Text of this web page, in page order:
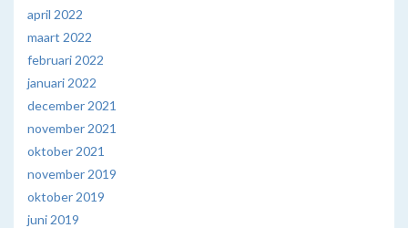
april 2022
maart 2022
februari 2022
januari 2022
december 2021
november 2021
oktober 2021
november 2019
oktober 2019
juni 2019